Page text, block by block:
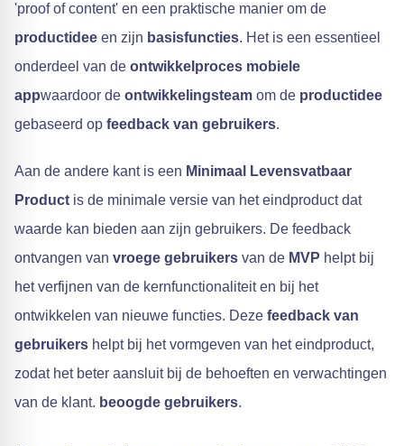
'proof of content' en een praktische manier om de
productidee en zijn basisfuncties. Het is een essentieel
onderdeel van de ontwikkelproces mobiele
appwaardoor de ontwikkelingsteam om de productidee
gebaseerd op feedback van gebruikers.
Aan de andere kant is een Minimaal Levensvatbaar
Product is de minimale versie van het eindproduct dat
waarde kan bieden aan zijn gebruikers. De feedback
ontvangen van vroege gebruikers van de MVP helpt bij
het verfijnen van de kernfunctionaliteit en bij het
ontwikkelen van nieuwe functies. Deze feedback van
gebruikers helpt bij het vormgeven van het eindproduct,
zodat het beter aansluit bij de behoeften en verwachtingen
van de klant. beoogde gebruikers.